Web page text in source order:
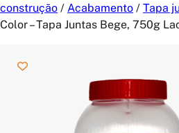
construção / Acabamento / Tapa
Color – Tapa Juntas Bege, 750g